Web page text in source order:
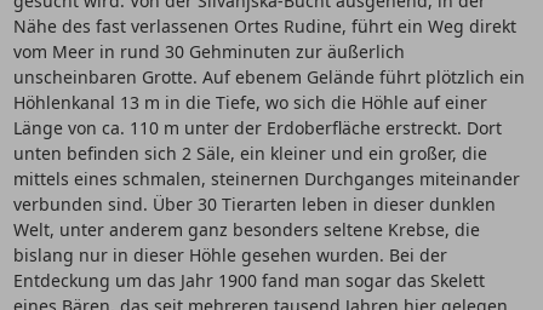
Nähe des fast verlassenen Ortes Rudine, führt ein Weg direkt
vom Meer in rund 30 Gehminuten zur äußerlich
unscheinbaren Grotte. Auf ebenem Gelände führt plötzlich ein
Höhlenkanal 13 m in die Tiefe, wo sich die Höhle auf einer
Länge von ca. 110 m unter der Erdoberfläche erstreckt. Dort
unten befinden sich 2 Säle, ein kleiner und ein großer, die
mittels eines schmalen, steinernen Durchganges miteinander
verbunden sind. Über 30 Tierarten leben in dieser dunklen
Welt, unter anderem ganz besonders seltene Krebse, die
bislang nur in dieser Höhle gesehen wurden. Bei der
Entdeckung um das Jahr 1900 fand man sogar das Skelett